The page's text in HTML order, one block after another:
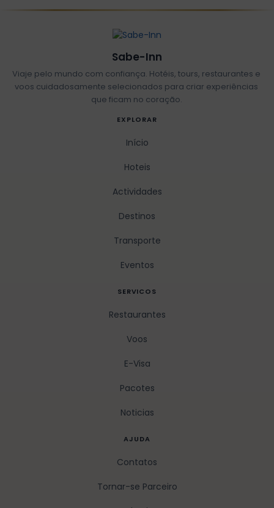
Sabe-Inn
Viaje pelo mundo com confiança. Hotéis, tours, restaurantes e
voos cuidadosamente selecionados para criar experiências
que ficam no coração.
EXPLORAR
Início
Hoteis
Actividades
Destinos
Transporte
Eventos
SERVICOS
Restaurantes
Voos
E-Visa
Pacotes
Noticias
AJUDA
Contatos
Tornar-se Parceiro